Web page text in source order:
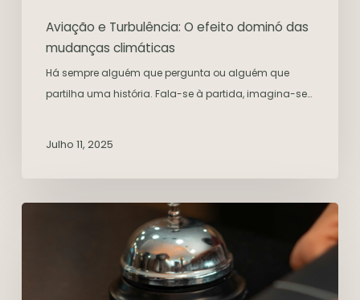
Aviação e Turbulência: O efeito dominó das
mudanças climáticas
Há sempre alguém que pergunta ou alguém que
partilha uma história. Fala-se à partida, imagina-se…
Julho 11, 2025